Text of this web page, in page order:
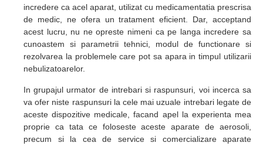
incredere ca acel aparat, utilizat cu medicamentatia prescrisa
de medic, ne ofera un tratament eficient. Dar, acceptand
acest lucru, nu ne opreste nimeni ca pe langa incredere sa
cunoastem si parametrii tehnici, modul de functionare si
rezolvarea la problemele care pot sa apara in timpul utilizarii
nebulizatoarelor.
In grupajul urmator de intrebari si raspunsuri, voi incerca sa
va ofer niste raspunsuri la cele mai uzuale intrebari legate de
aceste dispozitive medicale, facand apel la experienta mea
proprie ca tata ce foloseste aceste aparate de aerosoli,
precum si la cea de service si comercializare aparate